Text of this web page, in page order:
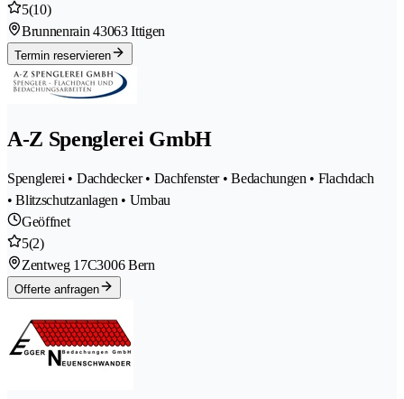
5(10)
Brunnenrain 43063 Ittigen
Termin reservieren
A-Z Spenglerei GmbH
Spenglerei • Dachdecker • Dachfenster • Bedachungen • Flachdach
• Blitzschutzanlagen • Umbau
Geöffnet
5(2)
Zentweg 17C3006 Bern
Offerte anfragen